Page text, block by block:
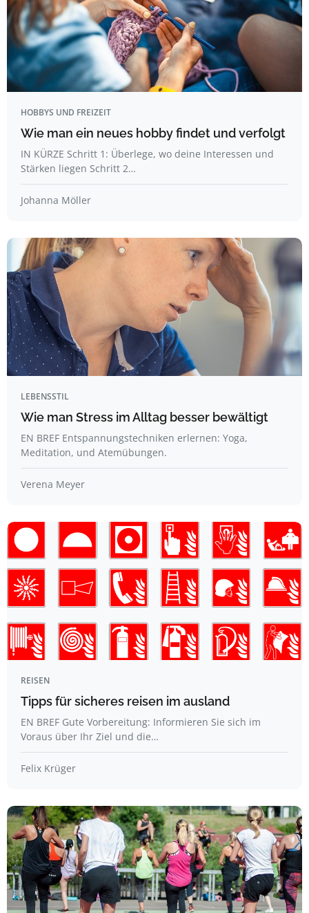
HOBBYS UND FREIZEIT
Wie man ein neues hobby findet und verfolgt
IN KÜRZE Schritt 1: Überlege, wo deine Interessen und
Stärken liegen Schritt 2…
Johanna Möller
LEBENSSTIL
Wie man Stress im Alltag besser bewältigt
EN BREF Entspannungstechniken erlernen: Yoga,
Meditation, und Atemübungen.
Verena Meyer
REISEN
Tipps für sicheres reisen im ausland
EN BREF Gute Vorbereitung: Informieren Sie sich im
Voraus über Ihr Ziel und die…
Felix Krüger